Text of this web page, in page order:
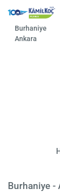
Burhaniye
Ankara
Burhaniye -